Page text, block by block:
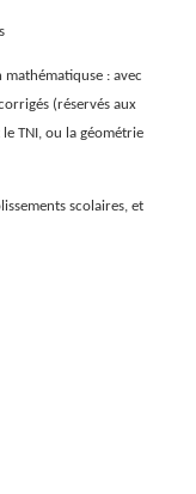
: avec
(réservés aux
TNI, ou la géométrie
scolaires, et